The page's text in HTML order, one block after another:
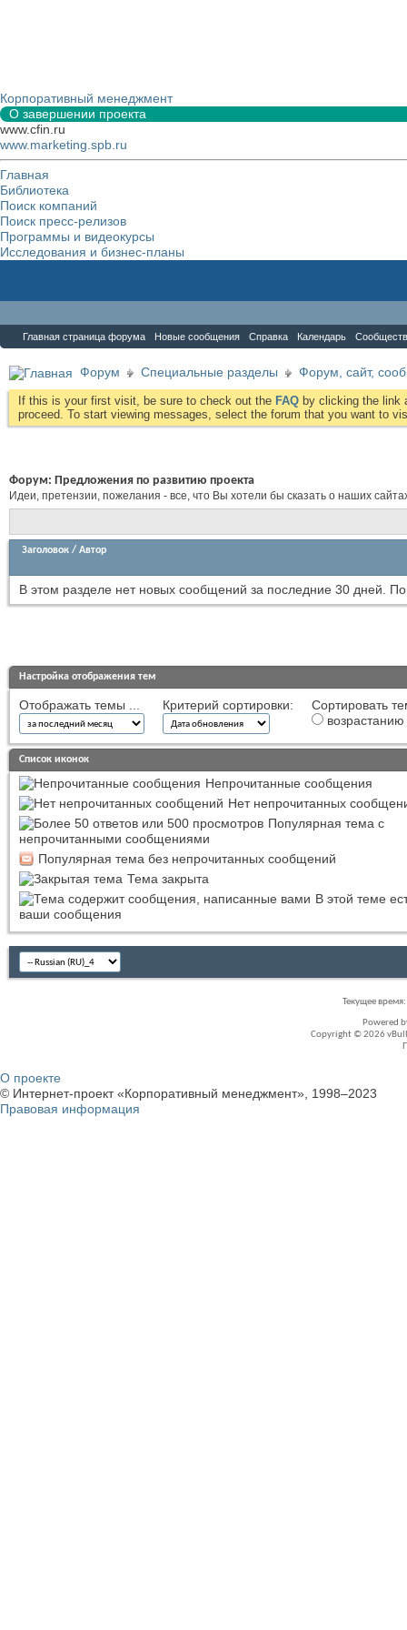
Корпоративный менеджмент
О завершении проекта
www.cfin.ru
www.marketing.spb.ru
Главная
Библиотека
Поиск компаний
Поиск пресс-релизов
Программы и видеокурсы
Исследования и бизнес-планы
Главная страница форума Новые сообщения Справка Календарь
Форум Специальные разделы Форум, сайт,
If this is your first visit, be sure to check out the FAQ by clicking the link
proceed. To start viewing messages, select the forum that you want to
Форум: Предложения по развитию проекта
Идеи, претензии, пожелания - все, что Вы хотели бы сказать о наших
Заголовок / Автор
В этом разделе нет новых сообщений за последние 30 дней.
Настройка отображения тем
Отображать темы ... Критерий сортировки:
Сортировать
возрастанию
Список иконок
Непрочитанные сообщения
Нет непрочитанных
Популярная тема с
непрочитанными сообщениями
Популярная тема без непрочитанных сообщений
Тема закрыта
В этой теме
ваши сообщения
Текущее время:
Powered
Copyright © 2026
О проекте
© Интернет-проект «Корпоративный менеджмент», 1998–2023
Правовая информация